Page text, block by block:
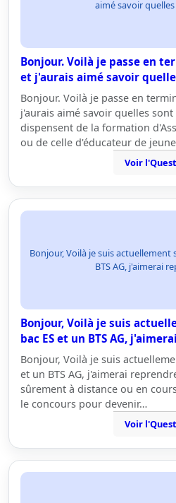
aimé savoir
Bonjour. Voilà je passe en
et j'aurais aimé savoir
Bonjour. Voilà je passe en
j'aurais aimé savoir quelles sont
dispensent de la formation
ou de celle d'éducateur de
Voir
Bonjour, Voilà je suis actuellement
BTS AG, j'aimerai
Bonjour, Voilà je suis
bac ES et un BTS AG,
Bonjour, Voilà je suis
et un BTS AG, j'aimerai
sûrement à distance ou en
le concours pour devenir…
Voir